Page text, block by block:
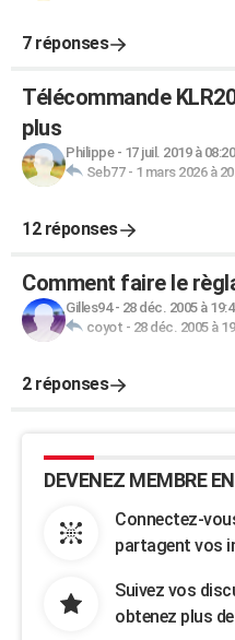
7 réponses
Télécommande
plus
Philippe- 17 juil. 2019 à 08:20
Seb77- 1 mars 2026 à
12 réponses
Comment faire le
Gilles94- 28 déc. 2005 à
coyot - 28 déc. 2005 à
2 réponses
DEVENEZ MEMBRE
Connectez-
partagent vos
Suivez vos
obtenez plus